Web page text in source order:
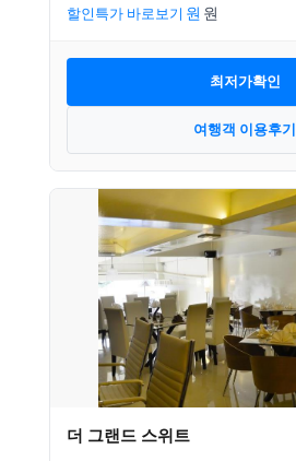
할인특가 바로보기
최저가확인
여행객 이용후기
더 그랜드 스위트